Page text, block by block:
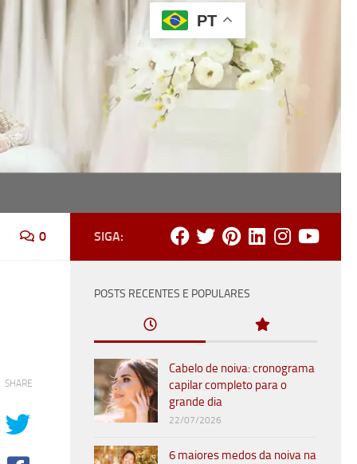
recepção e festa.
0
SHARE
SIGA:
POSTS RECENTES E POPULARES
Cabelo de noiva: cronograma
capilar completo para o
grande dia
22/07/2026
6 maiores medos da noiva na
PT